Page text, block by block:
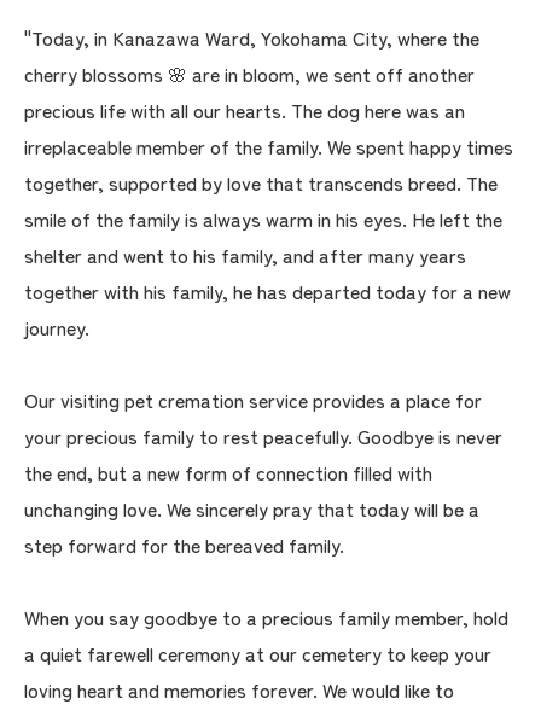
"Today, in Kanazawa Ward, Yokohama City, where the
cherry blossoms 🌸 are in bloom, we sent off another
precious life with all our hearts. The dog here was an
irreplaceable member of the family. We spent happy times
together, supported by love that transcends breed. The
smile of the family is always warm in his eyes. He left the
shelter and went to his family, and after many years
together with his family, he has departed today for a new
journey.
Our visiting pet cremation service provides a place for
your precious family to rest peacefully. Goodbye is never
the end, but a new form of connection filled with
unchanging love. We sincerely pray that today will be a
step forward for the bereaved family.
When you say goodbye to a precious family member, hold
a quiet farewell ceremony at our cemetery to keep your
loving heart and memories forever. We would like to